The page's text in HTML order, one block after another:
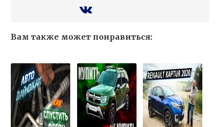
Вам также может понравиться: